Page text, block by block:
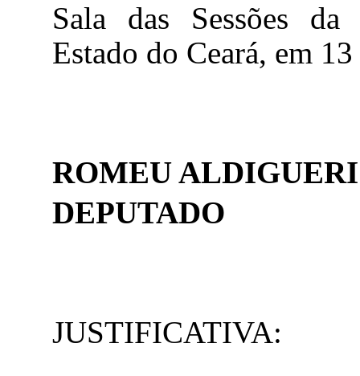
Sala das Sessões da
Estado do Ceará, em
ROMEU ALDIGUERI
DEPUTADO
JUSTIFICATIVA: